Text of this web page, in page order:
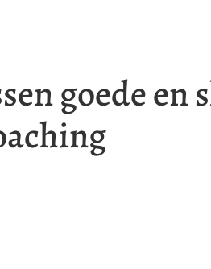
goede en